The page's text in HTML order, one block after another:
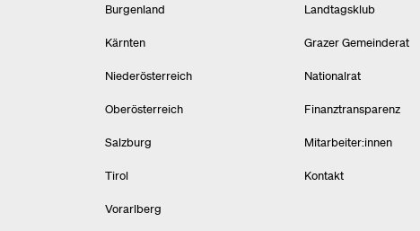
Burgenland
Kärnten
Niederösterreich
Oberösterreich
Salzburg
Tirol
Vorarlberg
Landtagsklub
Grazer Gemeinderat
Nationalrat
Finanztransparenz
Mitarbeiter:innen
Kontakt